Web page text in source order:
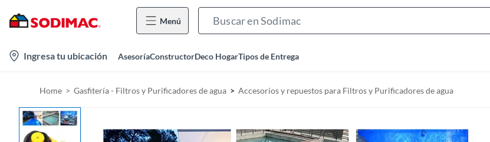
Menú
h
Ingresa tu ubicación AsesoríaConstructorDeco HogarTipos de Entrega
Home Gasfitería - Filtros y Purificadores de agua Accesorios y repuestos para Filtros y Purificadores de agua